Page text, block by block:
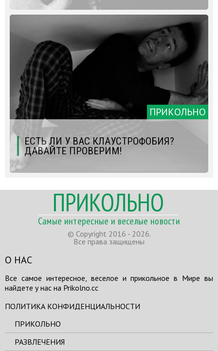
ПРИКОЛЬНО
ЕСТЬ ЛИ У ВАС КЛАУСТРОФОБИЯ?
ДАВАЙТЕ ПРОВЕРИМ!
ПРИКОЛЬНО
Самые интересные и веселые новости
© Copyright 2016 - 2026.
Все права защищены
О НАС
Все самое интересное, веселое и прикольное в Мире вы
найдете у нас на Prikolno.cc
ПОЛИТИКА КОНФИДЕНЦИАЛЬНОСТИ
ПРИКОЛЬНО
РАЗВЛЕЧЕНИЯ